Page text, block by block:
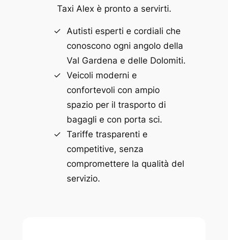
Taxi Alex è pronto a servirti.
Autisti esperti e cordiali che
conoscono ogni angolo della
Val Gardena e delle Dolomiti.
Veicoli moderni e
confortevoli con ampio
spazio per il trasporto di
bagagli e con porta sci.
Tariffe trasparenti e
competitive, senza
compromettere la qualità del
servizio.